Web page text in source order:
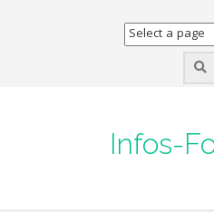
Infos-